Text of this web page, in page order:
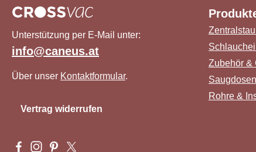
Unterstützung per E-Mail unter:
info@caneus.at
Über unser Kontaktformular.
Vertrag widerrufen
Besuche uns auf Facebook – öffnet in neuem Tab (externer
Schau auf Instagram vorbei – öffnet in neuem Tab
Lass dich auf Pinterest inspirieren – öffnet in
Folge uns auf X – öffnet in neuem Tab
Zubehör &
Saugdosen
Rohre &